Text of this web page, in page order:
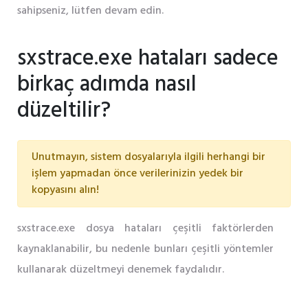
sahipseniz, lütfen devam edin.
sxstrace.exe hataları sadece
birkaç adımda nasıl
düzeltilir?
Unutmayın, sistem dosyalarıyla ilgili herhangi bir
işlem yapmadan önce verilerinizin yedek bir
kopyasını alın!
sxstrace.exe dosya hataları çeşitli faktörlerden
kaynaklanabilir, bu nedenle bunları çeşitli yöntemler
kullanarak düzeltmeyi denemek faydalıdır.